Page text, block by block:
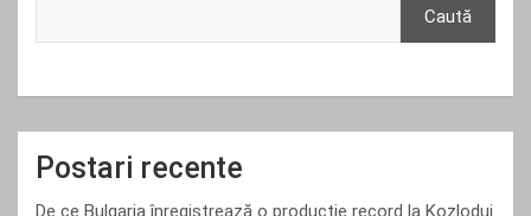
Caută
Postari recente
De ce Bulgaria înregistrează o producție record la Kozlodui